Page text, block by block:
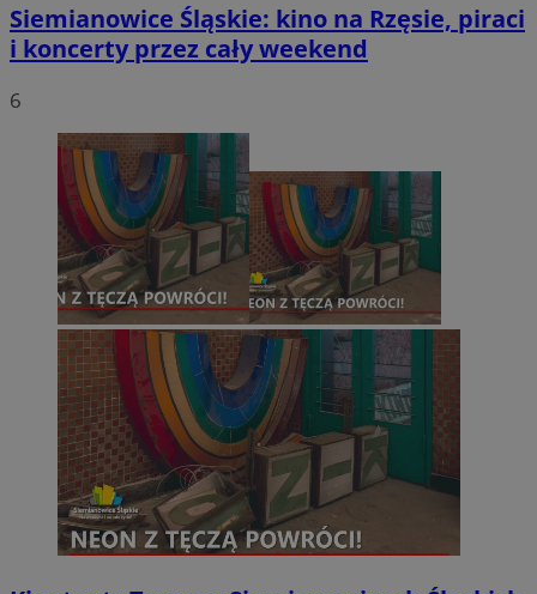
Siemianowice Śląskie: kino na Rzęsie, piraci
i koncerty przez cały weekend
6